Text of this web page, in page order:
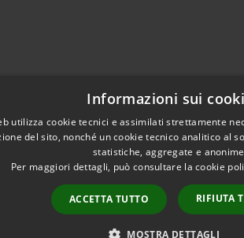
Informazioni sui
utilizza cookie tecnici e assimilati strettamente
del sito, nonché un cookie tecnico analitico al
statistiche, aggregate e
Per maggiori dettagli, può consultare la cookie
ACCETTA TUTTO RIFIUTA
MOSTRA DETTAGLI